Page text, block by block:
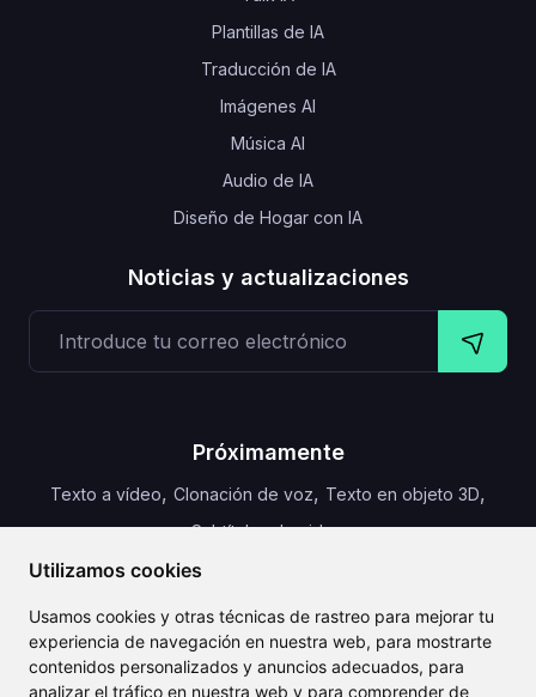
Utilizamos cookies
Usamos cookies y otras técnicas de rastreo para mejorar tu
experiencia de navegación en nuestra web, para mostrarte
contenidos personalizados y anuncios adecuados, para
analizar el tráfico en nuestra web y para comprender de
Plantillas de IA
Traducción de IA
Imágenes AI
Música AI
Audio de IA
Diseño de Hogar con IA
Noticias y actualizaciones
Próximamente
Texto a vídeo, Clonación de voz, Texto en objeto 3D,
Subtítulos de video
CLAILA combina todas las mejores funciones de IA
disponibles globalmente.